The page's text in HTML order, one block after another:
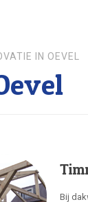
IN OEVEL
Bij